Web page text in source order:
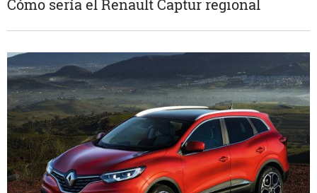
Cómo sería el Renault Captur regional